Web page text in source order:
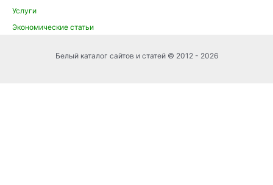
Услуги
Экономические статьи
Белый каталог сайтов и статей © 2012 - 2026